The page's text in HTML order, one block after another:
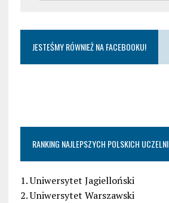
JESTEŚMY RÓWNIEŻ NA FACEBOOKU!
RANKING NAJLEPSZYCH POLSKICH UCZELNI
1. Uniwersytet Jagielloński
2. Uniwersytet Warszawski